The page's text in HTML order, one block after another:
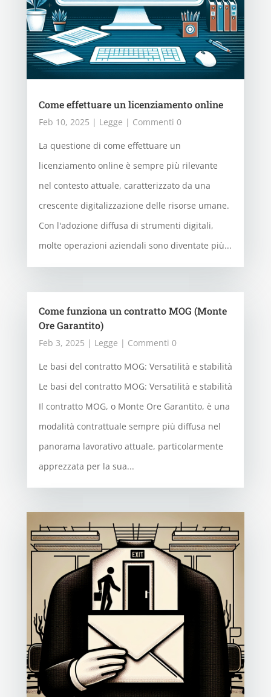
Come effettuare un licenziamento online
Feb 10, 2025 | Legge | Commenti 0
La questione di come effettuare un
licenziamento online è sempre più rilevante
nel contesto attuale, caratterizzato da una
crescente digitalizzazione delle risorse umane.
Con l'adozione diffusa di strumenti digitali,
molte operazioni aziendali sono diventate più...
Come funziona un contratto MOG (Monte
Ore Garantito)
Feb 3, 2025 | Legge | Commenti 0
Le basi del contratto MOG: Versatilità e stabilità
Le basi del contratto MOG: Versatilità e stabilità
Il contratto MOG, o Monte Ore Garantito, è una
modalità contrattuale sempre più diffusa nel
panorama lavorativo attuale, particolarmente
apprezzata per la sua...